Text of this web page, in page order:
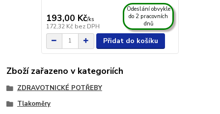
193,00 Kč/ks
172,32 Kč bez DPH
Odeslání obvykle
do 2 pracovních
dnů
Přidat do košíku
Zboží zařazeno v kategoriích
ZDRAVOTNICKÉ POTŘEBY
Tlakoměry